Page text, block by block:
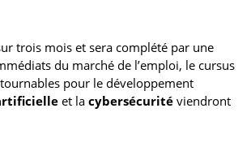
trois mois et sera complété par une
du marché de l’emploi, le cursus
pour le développement
et la cybersécurité viendront